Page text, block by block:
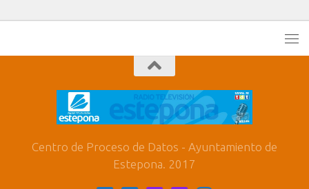
Centro de Proceso de Datos - Ayuntamiento de
Estepona. 2017